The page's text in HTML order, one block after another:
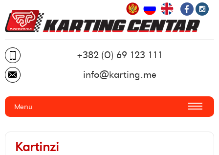
+382 (0) 69 123 111
info@karting.me
Menu
Rekreativni karting
KARTODROM ▼
Kartinzi